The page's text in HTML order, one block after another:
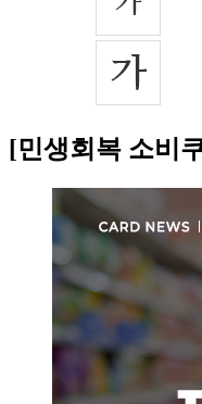
[민생회복 소비